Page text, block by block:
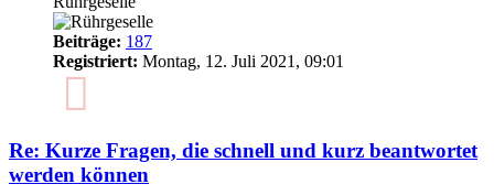
Beiträge: 187
Registriert: Montag, 12. Juli 2021, 09:01
Re: Kurze Fragen, die schnell und kurz beantwortet
werden können